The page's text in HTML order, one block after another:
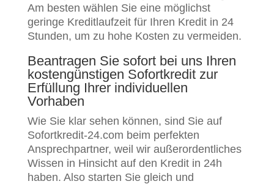
Am besten wählen Sie eine möglichst
geringe Kreditlaufzeit für Ihren Kredit in 24
Stunden, um zu hohe Kosten zu vermeiden.
Beantragen Sie sofort bei uns Ihren
kostengünstigen Sofortkredit zur
Erfüllung Ihrer individuellen
Vorhaben
Wie Sie klar sehen können, sind Sie auf
Sofortkredit-24.com beim perfekten
Ansprechpartner, weil wir außerordentliches
Wissen in Hinsicht auf den Kredit in 24h
haben. Also starten Sie gleich und